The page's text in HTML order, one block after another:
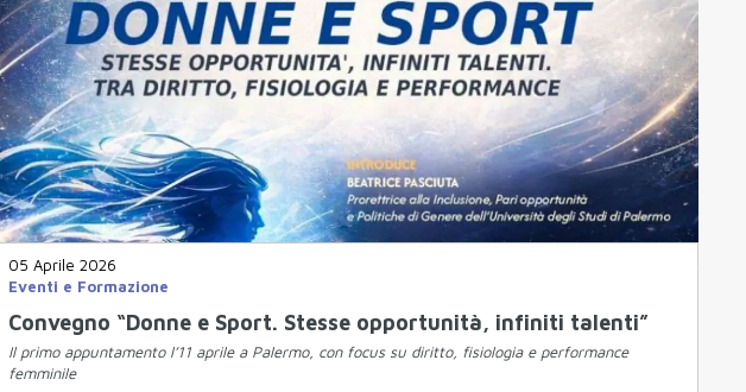
05 Aprile 2026
Eventi e Formazione
Convegno “Donne e Sport. Stesse opportunità, infiniti talenti”
Il primo appuntamento l’11 aprile a Palermo, con focus su diritto, fisiologia e performance
femminile